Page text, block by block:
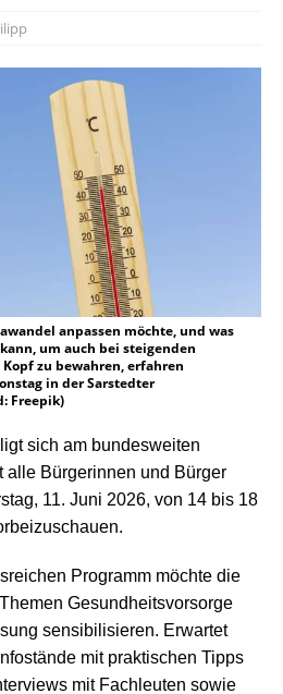
anpassen möchte, und was
um auch bei steigenden
zu bewahren, erfahren
in der Sarstedter
Freepik)
sich am bundesweiten
alle Bürgerinnen und Bürger
11. Juni 2026, von 14 bis 18
Programm möchte die
Gesundheitsvorsorge
sensibilisieren. Erwartet
mit praktischen Tipps
mit Fachleuten sowie